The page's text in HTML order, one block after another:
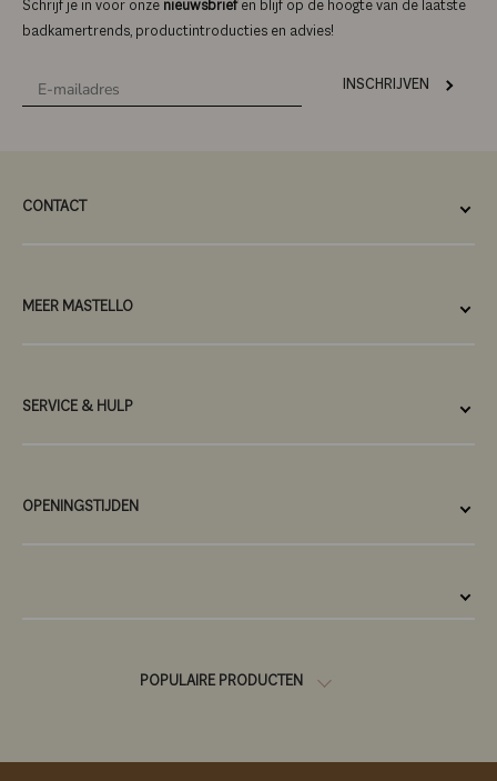
Schrijf je in voor onze nieuwsbrief en blijf op de hoogte van de laatste
badkamertrends, productintroducties en advies!
INSCHRIJVEN
CONTACT
MEER MASTELLO
SERVICE & HULP
OPENINGSTIJDEN
POPULAIRE PRODUCTEN